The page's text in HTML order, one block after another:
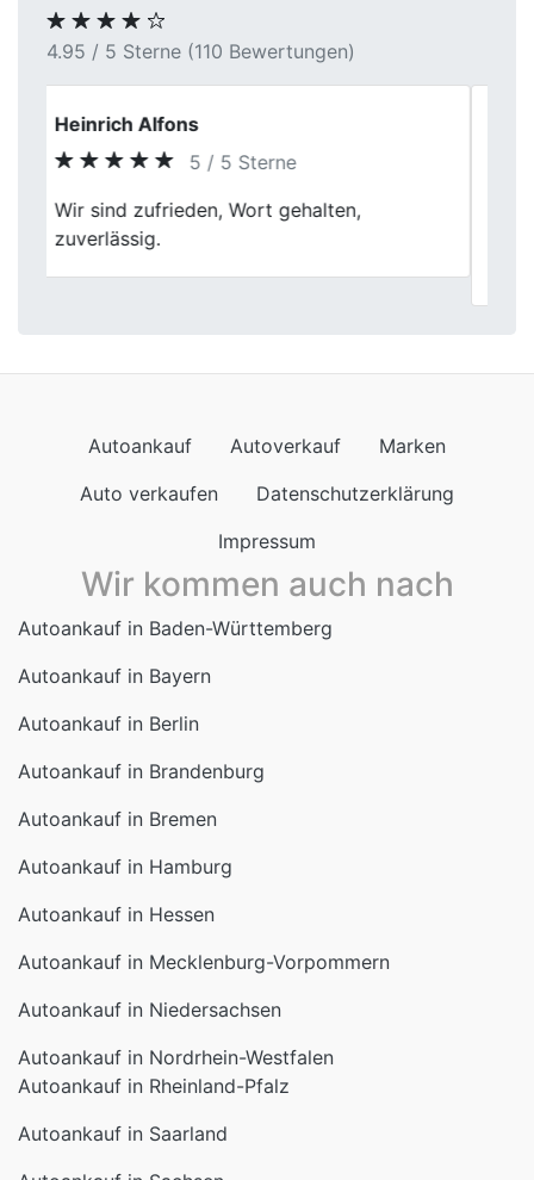
4.95 / 5 Sterne (110 Bewertungen)
Leon Hartung
5 / 5 Sterne
War zum ersten Mal hier in Kleve. Auto
schätzen lassen, kurz gequatscht, Preis hat
Previous
Autoankauf Autoverkauf
Marken
Auto verkaufen
Datenschutzerklärung
Impressum
Wir kommen auch nach
Autoankauf in Baden-Württemberg
Autoankauf in Bayern
Autoankauf in Berlin
Autoankauf in Brandenburg
Autoankauf in Bremen
Autoankauf in Hamburg
Autoankauf in Hessen
Autoankauf in Mecklenburg-Vorpommern
Autoankauf in Niedersachsen
Autoankauf in Nordrhein-Westfalen
Autoankauf in Rheinland-Pfalz
Autoankauf in Saarland